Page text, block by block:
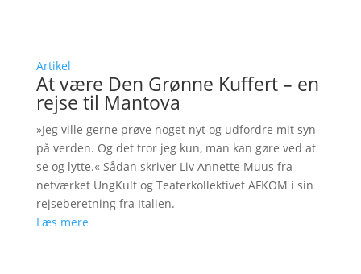
Artikel
At være Den Grønne Kuffert – en
rejse til Mantova
»Jeg ville gerne prøve noget nyt og udfordre mit syn
på verden. Og det tror jeg kun, man kan gøre ved at
se og lytte.« Sådan skriver Liv Annette Muus fra
netværket UngKult og Teaterkollektivet AFKOM i sin
rejseberetning fra Italien.
Læs mere